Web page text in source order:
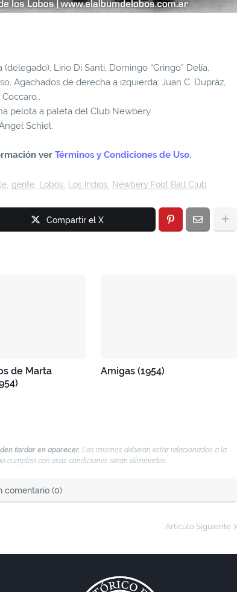
Lirio Di Santi, Domingo “Gringo” Delía,
Agachados de derecha a izquierda: Juan C. Dupráz,
pelota a paleta del Club Newbery.
Schiel.
ver Términos y Condiciones de Uso.
gente Lobos Los Indios Newbery Foot Ball Club
Compartir el X
de Marta
Amigas (1954)
tardar en aparecer. Los mismos deberán estar relacionados a la
cumplan con esas condiciones serán eliminados.
comentario (0)
Artículo Siguiente